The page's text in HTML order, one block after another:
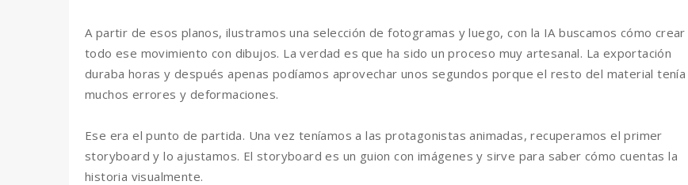
A partir de esos planos, ilustramos una selección de fotogramas y luego, con la IA buscamos cómo crear
todo ese movimiento con dibujos. La verdad es que ha sido un proceso muy artesanal. La exportación
duraba horas y después apenas podíamos aprovechar unos segundos porque el resto del material tenía
muchos errores y deformaciones.
Ese era el punto de partida. Una vez teníamos a las protagonistas animadas, recuperamos el primer
storyboard y lo ajustamos. El storyboard es un guion con imágenes y sirve para saber cómo cuentas la
historia visualmente.